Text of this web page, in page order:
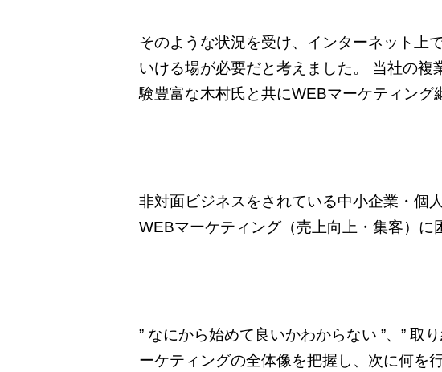
そのような状況を受け、インターネット上
いける場が必要だと考えました。 当社の
験豊富な木村氏と共にWEBマーケティング
非対面ビジネスをされている中小企業・個
WEBマーケティング（売上向上・集客）
” なにから始めて良いかわからない ”、” 取
ーケティングの全体像を把握し、次に何を